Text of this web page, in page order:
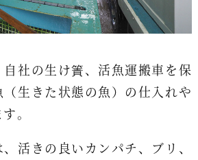
社の生け簀、活魚運搬車を保
生きた状態の魚）の仕入れや
。
活きの良いカンパチ、ブリ、